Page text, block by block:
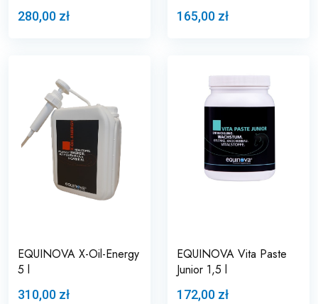
280,00 zł 165,00 zł
EQUINOVA X-Oil-Energy
5 l
310,00 zł
EQUINOVA Vita Paste
Junior 1,5 l
172,00 zł